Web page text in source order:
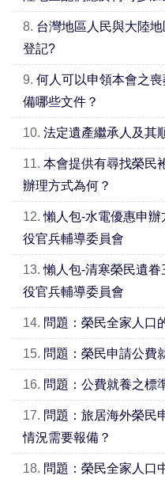
8. 台灣地區人民與大陸
登記?
9. 何人可以申領本會之
備哪些文件？
10. 法定遺產繼承人及其
11. 本會提供有尋找榮民
辦理方式為何？
12.懶人包-水電優惠申
役官兵輔導委員會
13.懶人包-清寒榮民遺
役官兵輔導委員會
14. 問題：榮民全家人口
15. 問題：榮民申請公費
16. 問題：公費就養之標
17. 問題：旅居海外榮民
情況需要報備？
18. 問題：榮民全家人口